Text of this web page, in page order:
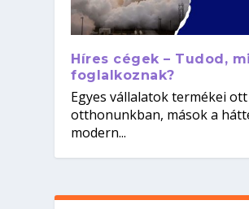
Híres cégek – Tudod,
foglalkoznak?
Egyes vállalatok termékei
otthonunkban, mások a
modern...